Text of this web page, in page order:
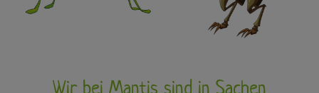
Wir bei Mantis sind in Sachen